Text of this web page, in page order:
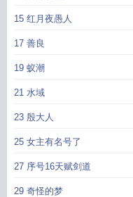
15 红月夜愚人
17 善良
19 蚁潮
21 水域
23 殷大人
25 女主有名号了
27 序号16天赋剑道
29 奇怪的梦